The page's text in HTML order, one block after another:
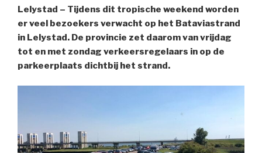
Lelystad – Tijdens dit tropische weekend worden
er veel bezoekers verwacht op het Bataviastrand
in Lelystad. De provincie zet daarom van vrijdag
tot en met zondag verkeersregelaars in op de
parkeerplaats dichtbij het strand.